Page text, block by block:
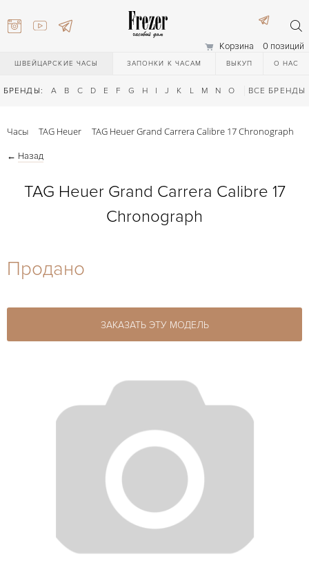
Корзина 0 позиций
ШВЕЙЦАРСКИЕ ЧАСЫ ЗАПОНКИ К ЧАСАМ ВЫКУП О НАС
БРЕНДЫ: A B C D E F G H I J K L M N O Q R S T
ВСЕ БРЕНДЫ
27-44
Часы TAG Heuer TAG Heuer Grand Carrera Calibre 17 Chronograph
← Назад
TAG Heuer Grand Carrera Calibre 17
Chronograph
Продано
ЗАКАЗАТЬ ЭТУ МОДЕЛЬ